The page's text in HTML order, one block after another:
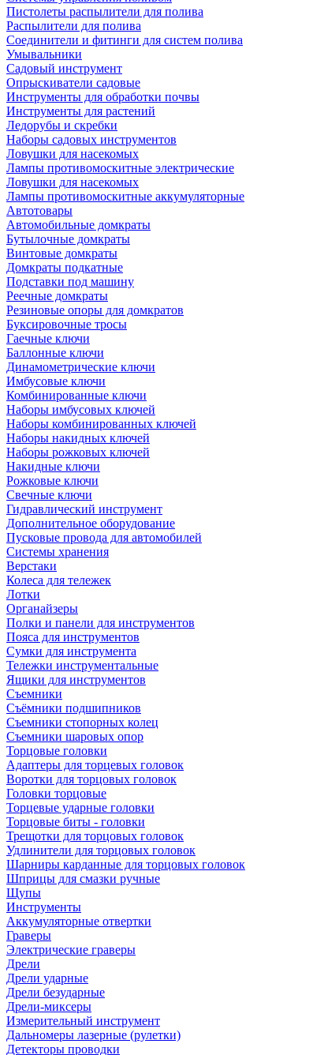
Пистолеты распылители для полива
Распылители для полива
Соединители и фитинги для систем полива
Умывальники
Садовый инструмент
Опрыскиватели садовые
Инструменты для обработки почвы
Инструменты для растений
Ледорубы и скребки
Наборы садовых инструментов
Ловушки для насекомых
Лампы противомоскитные электрические
Ловушки для насекомых
Лампы противомоскитные аккумуляторные
Автотовары
Автомобильные домкраты
Бутылочные домкраты
Винтовые домкраты
Домкраты подкатные
Подставки под машину
Реечные домкраты
Резиновые опоры для домкратов
Буксировочные тросы
Гаечные ключи
Баллонные ключи
Динамометрические ключи
Имбусовые ключи
Комбинированные ключи
Наборы имбусовых ключей
Наборы комбинированных ключей
Наборы накидных ключей
Наборы рожковых ключей
Накидные ключи
Рожковые ключи
Свечные ключи
Гидравлический инструмент
Дополнительное оборудование
Пусковые провода для автомобилей
Системы хранения
Верстаки
Колеса для тележек
Лотки
Органайзеры
Полки и панели для инструментов
Пояса для инструментов
Сумки для инструмента
Тележки инструментальные
Ящики для инструментов
Съемники
Съёмники подшипников
Съемники стопорных колец
Съемники шаровых опор
Торцовые головки
Адаптеры для торцевых головок
Воротки для торцовых головок
Головки торцовые
Торцевые ударные головки
Торцовые биты - головки
Трещотки для торцовых головок
Удлинители для торцовых головок
Шарниры карданные для торцовых головок
Шприцы для смазки ручные
Щупы
Инструменты
Аккумуляторные отвертки
Граверы
Электрические граверы
Дрели
Дрели ударные
Дрели безударные
Дрели-миксеры
Измерительный инструмент
Дальномеры лазерные (рулетки)
Детекторы проводки